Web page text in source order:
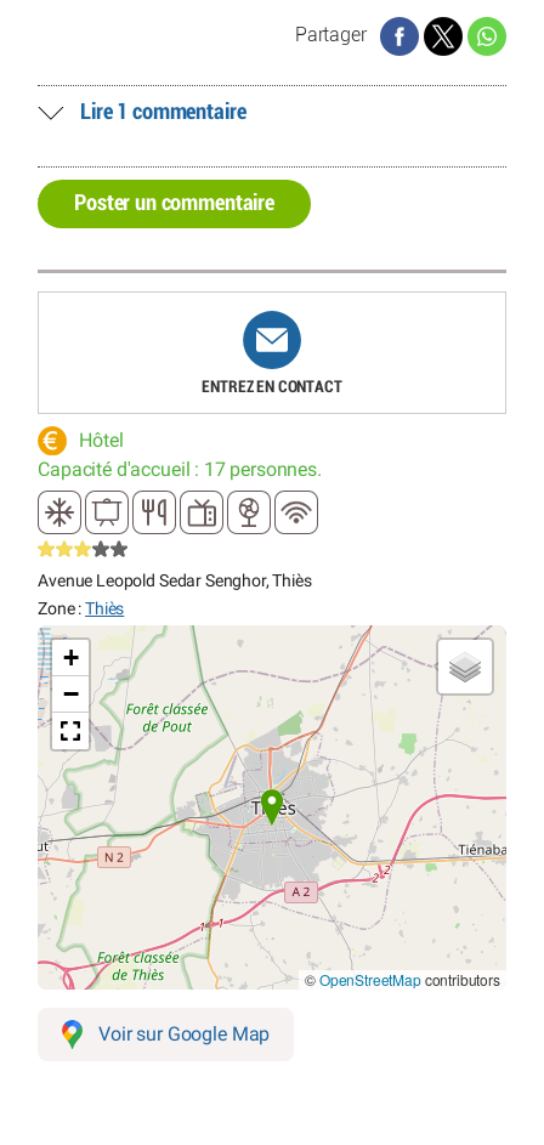
Partager
Lire 1 commentaire
Poster un commentaire
ENTREZ EN CONTACT
Hôtel
Capacité d'accueil : 17 personnes.
Avenue Leopold Sedar Senghor, Thiès
Zone :Thiès
+
−
©OpenStreetMapcontributors
Voir sur Google Map